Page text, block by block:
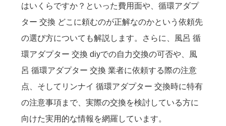
はいくらですか？といった費用面や、循環アダプ
ター 交換 どこに頼むのが正解なのかという依頼先
の選び方についても解説します。さらに、風呂 循
環アダプター 交換 diyでの自力交換の可否や、風
呂 循環アダプター 交換 業者に依頼する際の注意
点、そしてリンナイ 循環アダプター 交換時に特有
の注意事項まで、実際の交換を検討している方に
向けた実用的な情報を網羅しています。